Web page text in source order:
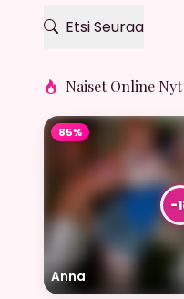
Etsi Seuraa
Naiset Online Nyt
Anna
85%